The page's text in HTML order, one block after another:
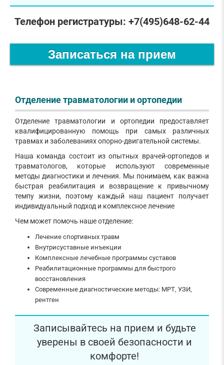
Телефон регистратуры: +7(495)648-62-44
Записаться на прием
Отделение травматологии и ортопедии
Отделение травматологии и ортопедии предоставляет
квалифицированную помощь при самых различных
травмах и заболеваниях опорно-двигательной системы.
Наша команда состоит из опытных врачей-ортопедов и
травматологов, которые используют современные
методы диагностики и лечения. Мы понимаем, как важна
быстрая реабилитация и возвращение к привычному
темпу жизни, поэтому каждый наш пациент получает
индивидуальный подход и комплексное лечение
Чем может помочь наше отделение:
Лечение спортивных травм
Внутрисуставные инъекции
Комплексные лечебные программы суставов
Реабилитационные программы для быстрого
восстановления
Современные диагностические методы: МРТ, УЗИ,
рентген
Записывайтесь на прием и будьте
уверены в своей безопасности и
комфорте!